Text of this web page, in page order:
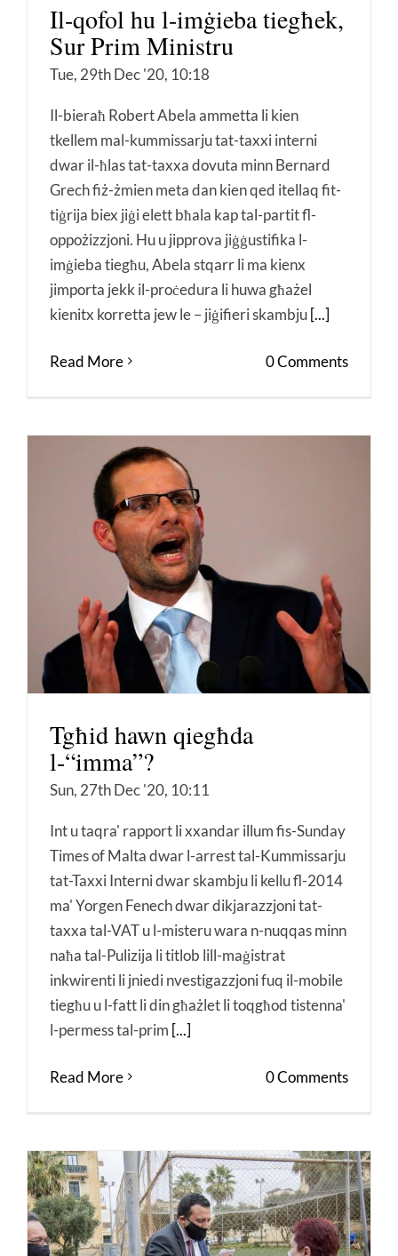
Il-qofol hu l-imġieba tiegħek,
Sur Prim Ministru
Tue, 29th Dec '20, 10:18
Il-bieraħ Robert Abela ammetta li kien
tkellem mal-kummissarju tat-taxxi interni
dwar il-ħlas tat-taxxa dovuta minn Bernard
Grech fiż-żmien meta dan kien qed itellaq fit-
tiġrija biex jiġi elett bħala kap tal-partit fl-
oppożizzjoni. Hu u jipprova jiġġustifika l-
imġieba tiegħu, Abela stqarr li ma kienx
jimporta jekk il-proċedura li huwa għażel
kienitx korretta jew le – jiġifieri skambju[...]
Read More 0 Comments
Tgħid hawn qiegħda
l-“imma”?
Sun, 27th Dec '20, 10:11
Int u taqra' rapport li xxandar illum fis-Sunday
Times of Malta dwar l-arrest tal-Kummissarju
tat-Taxxi Interni dwar skambju li kellu fl-2014
ma' Yorgen Fenech dwar dikjarazzjoni tat-
taxxa tal-VAT u l-misteru wara n-nuqqas minn
naħa tal-Pulizija li titlob lill-maġistrat
inkwirenti li jniedi nvestigazzjoni fuq il-mobile
tiegħu u l-fatt li din għażlet li toqgħod tistenna'
l-permess tal-prim [...]
Read More 0 Comments